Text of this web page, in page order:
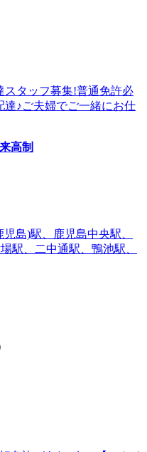
スタッフ募集!普通免許必
♪ご夫婦でご一緒にお仕
高制
島)駅、鹿児島中央駅、
駅、二中通駅、鴨池駅、